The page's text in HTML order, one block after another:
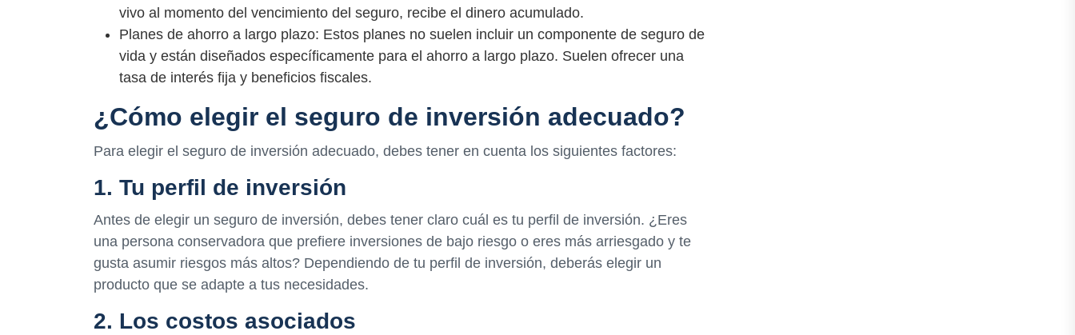
vivo al momento del vencimiento del seguro, recibe el dinero acumulado.
Planes de ahorro a largo plazo: Estos planes no suelen incluir un componente de seguro de
vida y están diseñados específicamente para el ahorro a largo plazo. Suelen ofrecer una
tasa de interés fija y beneficios fiscales.
¿Cómo elegir el seguro de inversión adecuado?
Para elegir el seguro de inversión adecuado, debes tener en cuenta los siguientes factores:
1. Tu perfil de inversión
Antes de elegir un seguro de inversión, debes tener claro cuál es tu perfil de inversión. ¿Eres
una persona conservadora que prefiere inversiones de bajo riesgo o eres más arriesgado y te
gusta asumir riesgos más altos? Dependiendo de tu perfil de inversión, deberás elegir un
producto que se adapte a tus necesidades.
2. Los costos asociados